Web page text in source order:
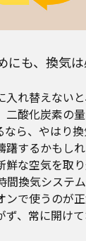
にも、換気
入れ替えない
二酸化炭素の
なら、やはり
躇するかもし
鮮な空気を取
間換気システ
ンで使うのが
ず、常に開け